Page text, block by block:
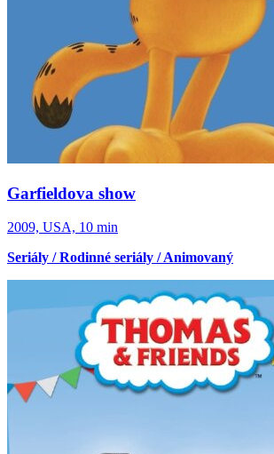
Garfieldova show
2009, USA, 10 min
Seriály / Rodinné seriály / Animovaný